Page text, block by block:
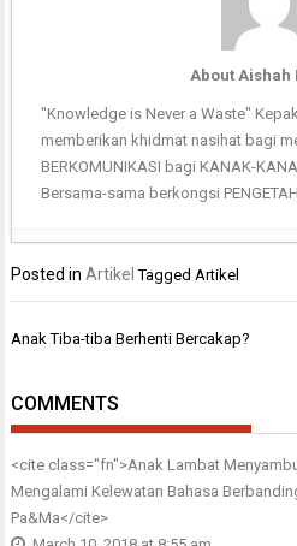
About Aishah
"Knowledge is Never a Waste"
memberikan khidmat nasihat bagi
BERKOMUNIKASI bagi KANAK-
Bersama-sama berkongsi
Posted inArtikel TaggedArtikel
Post
Anak Tiba-tiba Berhenti Bercakap?
COMMENTS
<cite class="fn">Anak Lambat
Mengalami Kelewatan Bahasa
Pa&Ma</cite>